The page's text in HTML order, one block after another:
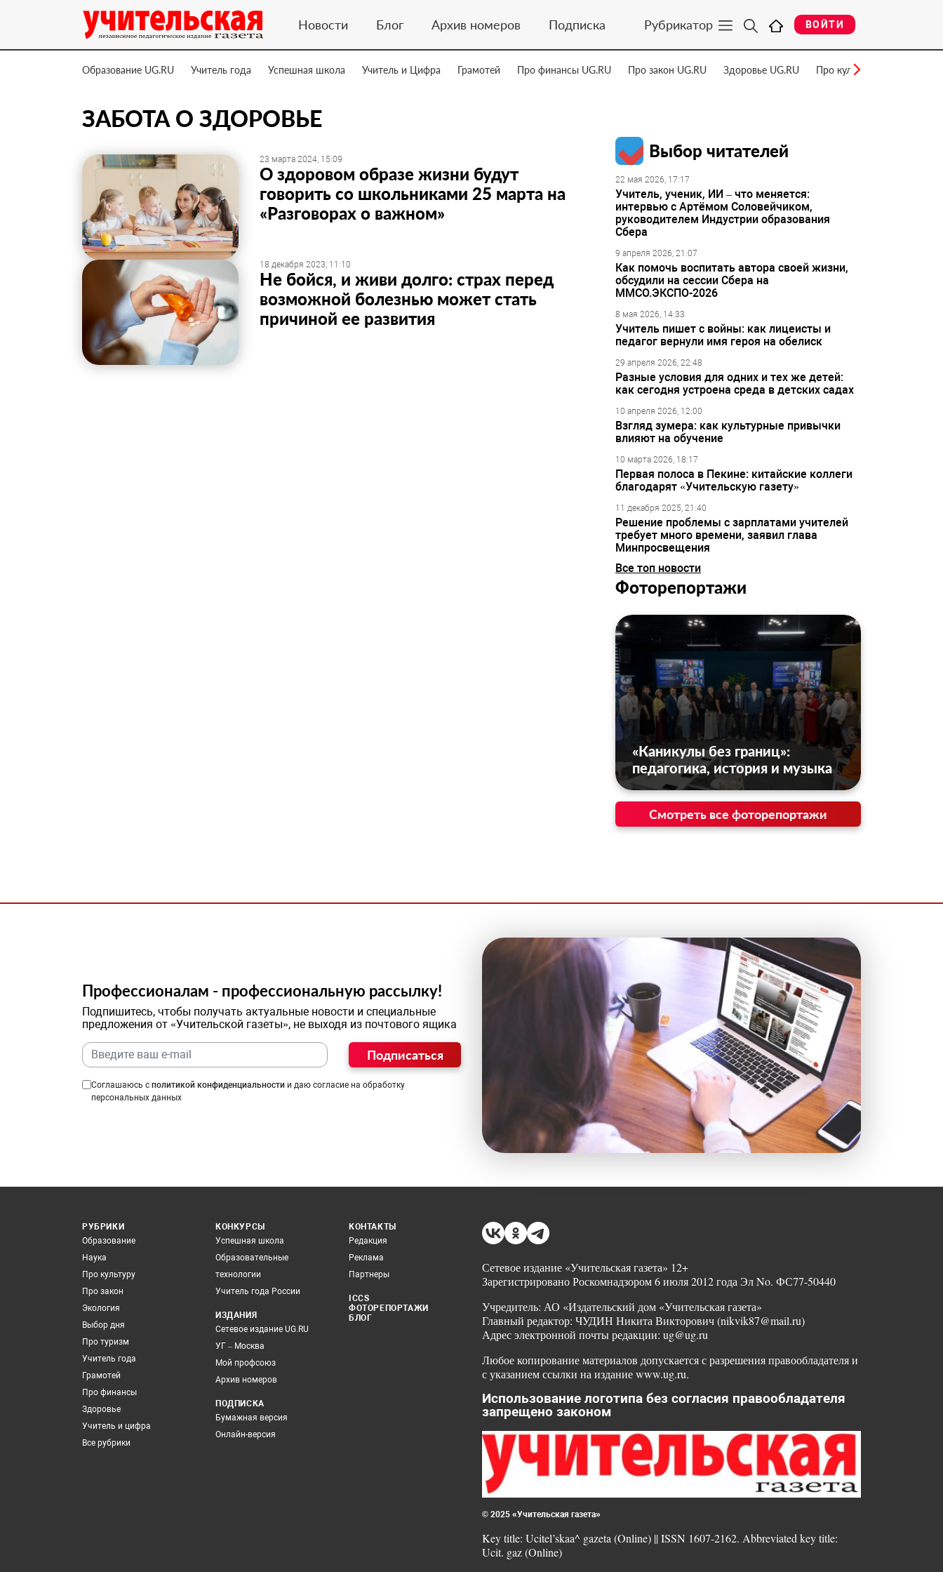
Новости Блог Архив номеров Подписка Рубрикатор ВОЙТИ
Образование UG.RU Учитель года Успешная школа Учитель и Цифра Грамотей Про финансы UG.RU Про закон UG.RU Здоровье UG.RU Про культуру UG.RU
ЗАБОТА О ЗДОРОВЬЕ
23 марта 2024, 15:09
О здоровом образе жизни будут
говорить со школьниками 25 марта на
«Разговорах о важном»
18 декабря 2023, 11:10
Не бойся, и живи долго: страх перед
возможной болезнью может стать
причиной ее развития
Выбор читателей
22 мая 2026, 17:17
Учитель, ученик, ИИ – что меняется:
интервью с Артёмом Соловейчиком,
руководителем Индустрии образования
Сбера
9 апреля 2026, 21:07
Как помочь воспитать автора своей жизни,
обсудили на сессии Сбера на
ММСО.ЭКСПО-2026
8 мая 2026, 14:33
Учитель пишет с войны: как лицеисты и
педагог вернули имя героя на обелиск
29 апреля 2026, 22:48
Разные условия для одних и тех же детей:
как сегодня устроена среда в детских садах
10 апреля 2026, 12:00
Взгляд зумера: как культурные привычки
влияют на обучение
10 марта 2026, 18:17
Первая полоса в Пекине: китайские коллеги
благодарят «Учительскую газету»
11 декабря 2025, 21:40
Решение проблемы с зарплатами учителей
требует много времени, заявил глава
Минпросвещения
Все топ новости
Фоторепортажи
«Каникулы без границ»:
педагогика, история и музыка
Смотреть все фоторепортажи
Профессионалам - профессиональную рассылку!
Подпишитесь, чтобы получать актуальные новости и специальные
предложения от «Учительской газеты», не выходя из почтового ящика
Подписаться
Соглашаюсь с политикой конфиденциальности и даю согласие на обработку
персональных данных
РУБРИКИ
Образование
Наука
Про культуру
Про закон
Экология
Выбор дня
Про туризм
Учитель года
Грамотей
Про финансы
Здоровье
Учитель и цифра
Все рубрики
КОНКУРСЫ
Успешная школа
Образовательные
технологии
Учитель года России
ИЗДАНИЯ
Сетевое издание UG.RU
УГ – Москва
Мой профсоюз
Архив номеров
ПОДПИСКА
Бумажная версия
Онлайн-версия
КОНТАКТЫ
Редакция
Реклама
Партнеры
ICCS
ФОТОРЕПОРТАЖИ
БЛОГ
Сетевое издание «Учительская газета» 12+
Зарегистрировано Роскомнадзором 6 июля 2012 года Эл No. ФС77-50440
Учредитель: АО «Издательский дом «Учительская газета»
Главный редактор: ЧУДИН Никита Викторович (nikvik87@mail.ru)
Адрес электронной почты редакции: ug@ug.ru
Любое копирование материалов допускается с разрешения правообладателя и
с указанием ссылки на издание www.ug.ru.
Использование логотипа без согласия правообладателя
запрещено законом
© 2025 «Учительская газета»
Key title: Ucitel’skaa^ gazeta (Online) || ISSN 1607-2162. Abbreviated key title:
Ucit. gaz (Online)